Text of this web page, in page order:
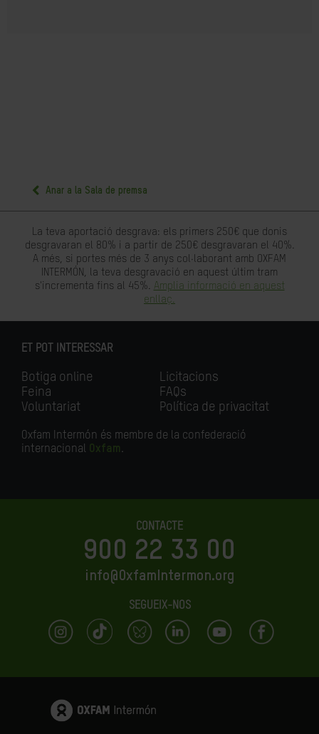
Anar a la Sala de premsa
La teva aportació desgrava: els primers 250€ que donis
desgravaran el 80% i a partir de 250€ desgravaran el 40%.
A més, si portes més de 3 anys col·laborant amb OXFAM
INTERMÓN, la teva desgravació en aquest últim tram
s'incrementa fins al 45%. Amplia informació en aquest
enllaç.
ET POT INTERESSAR
Botiga online
Feina
Voluntariat
Licitacions
FAQs
Política de privacitat
Oxfam Intermón és membre de la confederació
internacional Oxfam.
CONTACTE
900 22 33 00
info@OxfamIntermon.org
SEGUEIX-NOS